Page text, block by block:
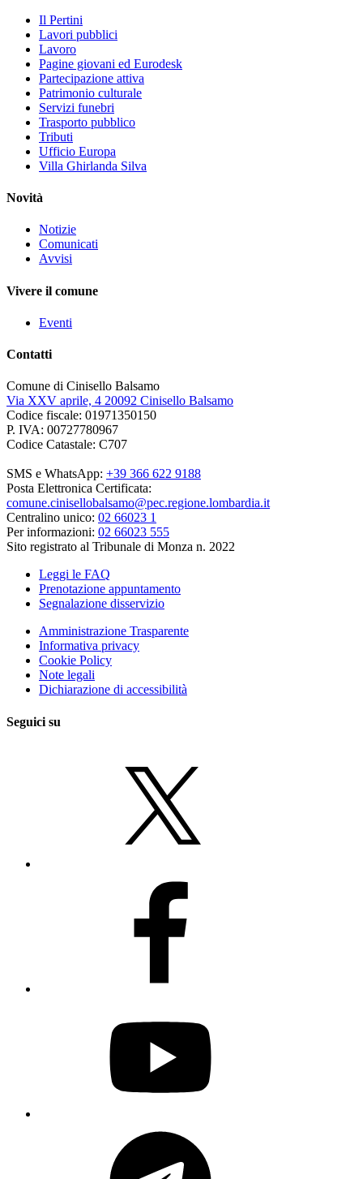
Il Pertini
Lavori pubblici
Lavoro
Pagine giovani ed Eurodesk
Partecipazione attiva
Patrimonio culturale
Servizi funebri
Trasporto pubblico
Tributi
Ufficio Europa
Villa Ghirlanda Silva
Novità
Notizie
Comunicati
Avvisi
Vivere il comune
Eventi
Contatti
Comune di Cinisello Balsamo
Via XXV aprile, 4 20092 Cinisello Balsamo
Codice fiscale: 01971350150
P. IVA: 00727780967
Codice Catastale: C707
SMS e WhatsApp: +39 366 622 9188
Posta Elettronica Certificata:
comune.cinisellobalsamo@pec.regione.lombardia.it
Centralino unico: 02 66023 1
Per informazioni: 02 66023 555
Sito registrato al Tribunale di Monza n. 2022
Leggi le FAQ
Prenotazione appuntamento
Segnalazione disservizio
Amministrazione Trasparente
Informativa privacy
Cookie Policy
Note legali
Dichiarazione di accessibilità
Seguici su